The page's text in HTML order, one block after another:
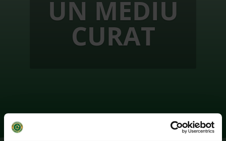
UN MEDIU
CURAT